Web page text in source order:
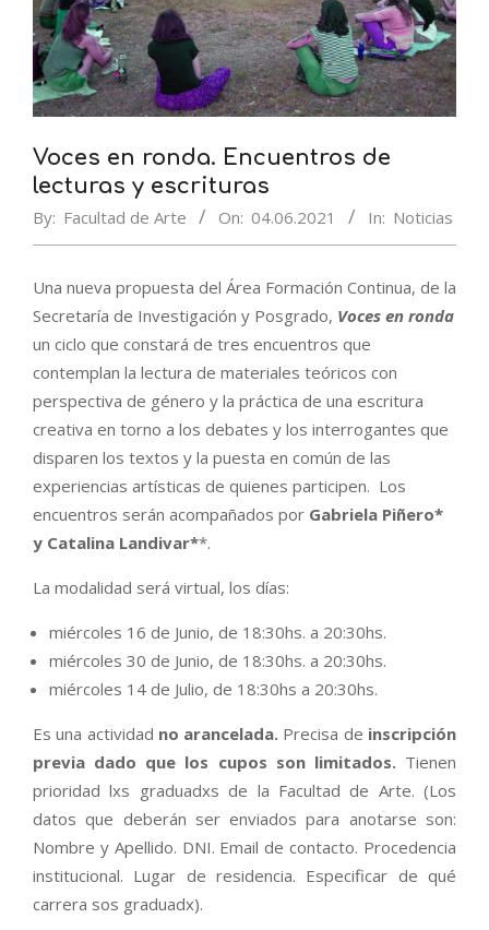
Voces en ronda. Encuentros de
lecturas y escrituras
By: Facultad de Arte On: 04.06.2021 In: Noticias
Una nueva propuesta del Área Formación Continua, de la
Secretaría de Investigación y Posgrado, Voces en ronda
un ciclo que constará de tres encuentros que
contemplan la lectura de materiales teóricos con
perspectiva de género y la práctica de una escritura
creativa en torno a los debates y los interrogantes que
disparen los textos y la puesta en común de las
experiencias artísticas de quienes participen. Los
encuentros serán acompañados por Gabriela Piñero*
y Catalina Landivar**.
La modalidad será virtual, los días:
miércoles 16 de Junio, de 18:30hs. a 20:30hs.
miércoles 30 de Junio, de 18:30hs. a 20:30hs.
miércoles 14 de Julio, de 18:30hs a 20:30hs.
Es una actividad no arancelada. Precisa de inscripción
previa dado que los cupos son limitados.Tienen
prioridad lxs graduadxs de la Facultad de Arte. (Los
datos que deberán ser enviados para anotarse son:
Nombre y Apellido. DNI. Email de contacto. Procedencia
institucional. Lugar de residencia. Especificar de qué
carrera sos graduadx).